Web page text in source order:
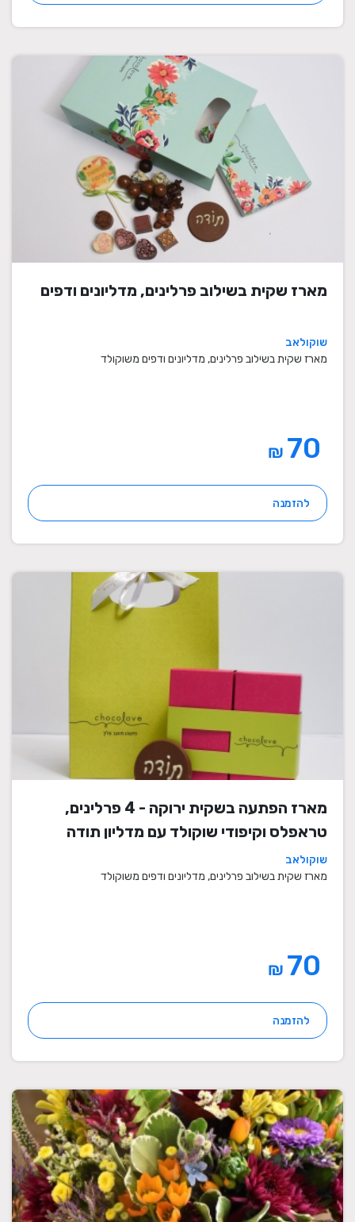
מארז שקית בשילוב פרלינים, מדליונים ודפים
שוקולאב
מארז שקית בשילוב פרלינים, מדליונים ודפים משוקולד
₪
להזמנה
מארז הפתעה בשקית ירוקה - 4 פרלינים,
טראפלס וקיפודי שוקולד עם מדליון תודה
שוקולאב
מארז שקית בשילוב פרלינים, מדליונים ודפים משוקולד
₪
להזמנה